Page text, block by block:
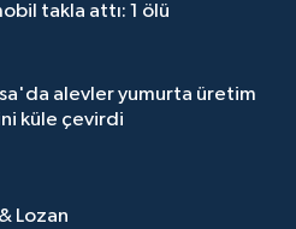
takla attı: 1 ölü
alevler yumurta üretim
küle çevirdi
Lozan